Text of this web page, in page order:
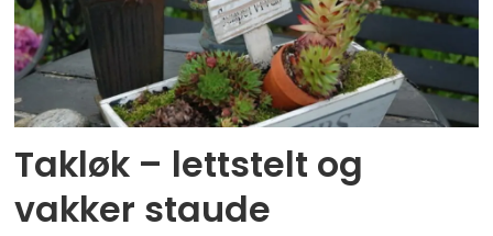
Takløk – lettstelt og
vakker staude